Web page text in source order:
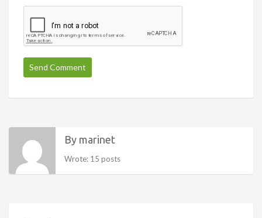
By marinet
Wrote: 15 posts